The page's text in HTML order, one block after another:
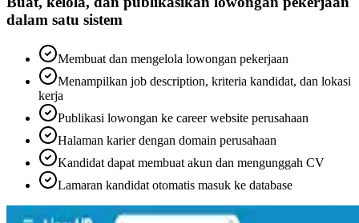
dalam satu sistem
Membuat dan mengelola lowongan pekerjaan
Menampilkan job description, kriteria kandidat, dan lokasi
kerja
Publikasi lowongan ke career website perusahaan
Halaman karier dengan domain perusahaan
Kandidat dapat membuat akun dan mengunggah CV
Lamaran kandidat otomatis masuk ke database